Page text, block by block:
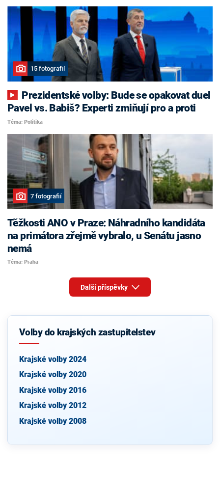
15 fotografií
Pavel vs. Babiš? Experti zmiňují pro a proti
Téma: Politika
7 fotografií
Těžkosti ANO v Praze: Náhradního kandidáta
na primátora zřejmě vybralo, u Senátu jasno
nemá
Téma: Praha
Další příspěvky
Volby do krajských zastupitelstev
Krajské volby 2024
Krajské volby 2020
Krajské volby 2016
Krajské volby 2012
Krajské volby 2008